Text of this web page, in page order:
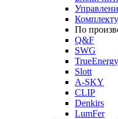
По
Q&F
SWG
TrueEnergy
Slott
A-SKY
CLIP
Denkirs
LumFer